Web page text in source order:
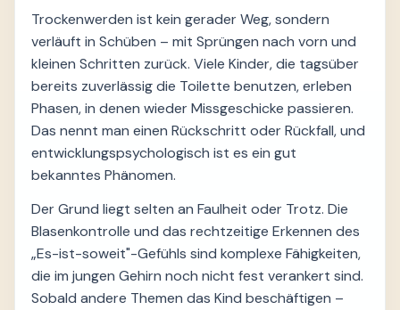
Trockenwerden ist kein gerader Weg, sondern
verläuft in Schüben – mit Sprüngen nach vorn und
kleinen Schritten zurück. Viele Kinder, die tagsüber
bereits zuverlässig die Toilette benutzen, erleben
Phasen, in denen wieder Missgeschicke passieren.
Das nennt man einen Rückschritt oder Rückfall, und
entwicklungspsychologisch ist es ein gut
bekanntes Phänomen.
Der Grund liegt selten an Faulheit oder Trotz. Die
Blasenkontrolle und das rechtzeitige Erkennen des
„Es-ist-soweit"-Gefühls sind komplexe Fähigkeiten,
die im jungen Gehirn noch nicht fest verankert sind.
Sobald andere Themen das Kind beschäftigen –